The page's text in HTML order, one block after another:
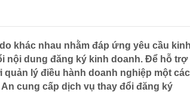
khác nhau nhằm đáp ứng yêu cầu
nội dung đăng ký kinh doanh. Để hỗ trợ
lý điều hành doanh nghiệp một
cung cấp dịch vụ thay đổi đăng ký